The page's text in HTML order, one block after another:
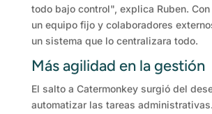
todo bajo control", explica Ruben.
un equipo fijo y colaboradores
un sistema que lo centralizara todo.
Más agilidad en la gestión
El salto a Catermonkey surgió del
automatizar las tareas